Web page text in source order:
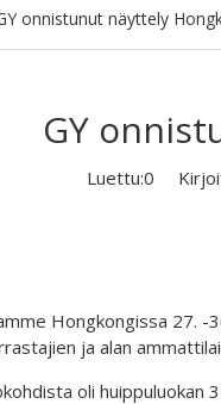
onnistunut näyttely
GY
Luettu:0
Hongkongissa 27.
ja alan
oli huippuluokan